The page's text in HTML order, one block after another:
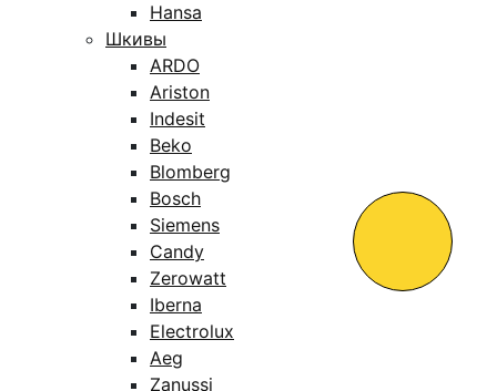
Hansa
Шкивы
ARDO
Ariston
Indesit
Beko
Blomberg
Bosch
Siemens
Candy
Zerowatt
Iberna
Electrolux
Aeg
Zanussi